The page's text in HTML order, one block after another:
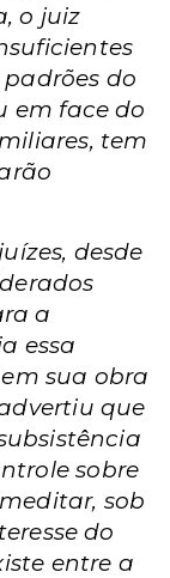
o juiz
do
em face do
tem
desde
a
essa
sua obra
que
sobre
sob
do
entre a